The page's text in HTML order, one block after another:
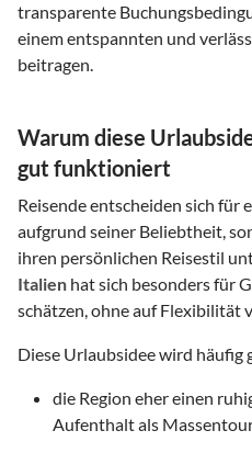
transparente
einem entspannten und
beitragen.
Warum diese
gut funktioniert
Reisende entscheiden sich für
aufgrund seiner Beliebtheit,
ihren persönlichen Reisestil
Italien hat sich besonders für
schätzen, ohne auf Flexibilität
Diese Urlaubsidee wird häufig
die Region eher einen
Aufenthalt als